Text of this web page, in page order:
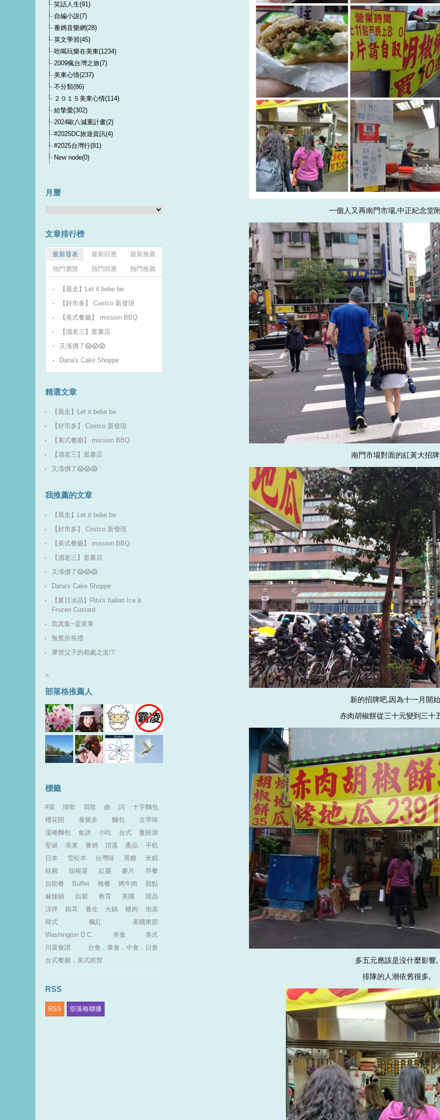
一個人又再南門市場,中正紀念堂
南門市場對面的紅黃大招
新的招牌吧,因為十一月開
赤肉胡椒餅從三十元變到三十
多五元應該是沒什麼影響,
排隊的人潮依舊很多,
笑話人生(91)
自編小說(7)
番媽音樂網(28)
英文學習(45)
吃喝玩樂在美東(1234)
2009瘋台灣之旅(7)
美東心情(237)
不分類(86)
２０１５美東心情(114)
給摯愛(302)
2024歐八減重計畫(2)
#2025DC旅遊資訊(4)
#2025台灣行(81)
New node(0)
月曆
文章排行榜
最新發表 最新回應
最新推薦
熱門瀏覽
熱門回應 熱門推薦
【晨走】Let it bebe be
【好市多】 Costco 新發現
【美式餐廳】 mission BBQ
【溜老三】逛書店
又漲價了😱😱😱
Dana's Cake Shoppe
精選文章
【晨走】Let it bebe be
【好市多】 Costco 新發現
【美式餐廳】 mission BBQ
【溜老三】逛書店
又漲價了😱😱😱
我推薦的文章
【晨走】Let it bebe be
【好市多】 Costco 新發現
【美式餐廳】 mission BBQ
【溜老三】逛書店
又漲價了😱😱😱
Dana's Cake Shoppe
【夏日冰品】Rita's Italian Ice &
Frozen Custard
寫真集~蛋黃果
無賓所喪禮
摩登父子的相處之道!?
>
部落格推薦人
標籤
#菜 情歌 寫歌 曲 詞
十字麵包
櫻花開
養樂多 麵包
古早味
湯種麵包
食譜 小吃 台式
薑餅屋
聖诞
美東 番媽 頂溪 產品
手机
日本
雪松木 台灣味 黑糖
米糕
桂圓
甜根菜 紅棗 麥片
早餐
自助餐
Buffet 晚餐 烤牛肉
甜點
麻辣鍋
自製 教育 美國
甜品
涼拌
銀耳 養生 火鍋 豬肉
泡菜
韓式
楓紅
美國東部
Washington D.C.
美食
美式
川菜食譜
台食，泰食，中食，日食
台式餐廳，美式經營
RSS
RSS 部落格聯播